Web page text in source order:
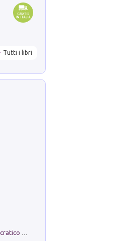
Tutti i libri